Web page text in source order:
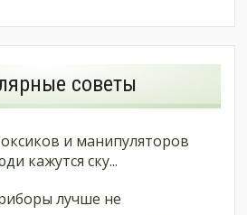
советы
и манипуляторов
кажутся ску...
лучше не